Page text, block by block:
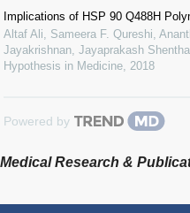
Implications of HSP 90 Q488H
Altaf Ali, Sameera F. Qureshi,
Jayakrishnan, Jayaprakash
Hypothesis in Medicine 2018
Powered by
Medical Research &